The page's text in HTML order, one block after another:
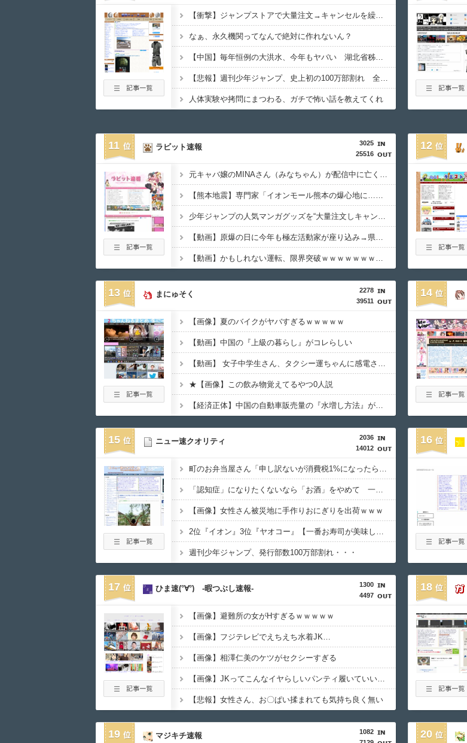
【衝撃】ジャンプストアで大量注文→キャンセルを繰り返した32歳女を逮捕 238アカウント、総額43億円超「注文したことで欲求が満たされた」
なぁ、永久機関ってなんで絶対に作れないん？
【中国】毎年恒例の大洪水、今年もヤバい 湖北省秭帰県で山洪水が市街地を直撃、工場浸水・車両が次々流される
【悲報】週刊少年ジャンプ、史上初の100万部割れ 全盛期653万部から98万部に…紙の雑誌「100万部超え」が消滅
人体実験や拷問にまつわる、ガチで怖い話を教えてくれ
11
3025
25516
ラビット速報
元キャバ嬢のMINAさん（みなちゃん）が配信中に亡くなったのではないかとX上で話題に（※動画あり）
【熊本地震】専門家「イオンモール熊本の爆心地に…喫煙所と自販機」警察・消防「」←これ・・・
少年ジャンプの人気マンガグッズを“大量注文しキャンセル”繰り返したか 女逮捕 総額43億円以上
【動画】原爆の日に今年も極左活動家が座り込み→県警に強制排除される動画が話題に
【動画】かもしれない運転、限界突破ｗｗｗｗｗｗｗｗｗ
12
13
2278
39511
まにゅそく
【画像】夏のバイクがヤバすぎるｗｗｗｗｗ
【動画】中国の『上級の暮らし』がコレらしい
【動画】 女子中学生さん、タクシー運ちゃんに感電させられ死亡……
★【画像】この飲み物覚えてるやつ0人説
【経済正体】中国の自動車販売量の『水増し方法』がこちらｗｗｗｗｗｗｗｗ
14
15
2036
14012
ニュー速クオリティ
町のお弁当屋さん「申し訳ないが消費税1%になったらその分商品代を値上げするわ」 「うちも！」
「認知症」になりたくないなら「お酒」をやめて 一番認知症に良くないのは「お酒」と判明・・・
【画像】女性さん被災地に手作りおにぎりを出荷ｗｗｗ
2位『イオン』3位『ヤオコー』【一番お寿司が美味しいと思うスーパー】1位がこちら・・・
週刊少年ジャンプ、発行部数100万部割れ・・・
16
17
1300
4497
ひま速(°∀°) -暇つぶし速報-
【画像】避難所の女がHすぎるｗｗｗｗｗ
【画像】フジテレビでえちえち水着JK…
【画像】相澤仁美のケツがセクシーすぎる
【画像】JKってこんなイヤらしいパンティ履いていいの？ｗｗｗｗｗ
【悲報】女性さん、お〇ぱい揉まれても気持ち良く無い
18
19
1082
マジキチ速報 20